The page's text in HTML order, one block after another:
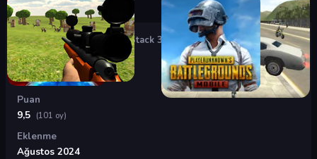
Oyunlar›3D Oyunlar Hair Stack 3D
Hair Stack 3D
Puan
9,5 (101 oy)
Eklenme
Ağustos 2024